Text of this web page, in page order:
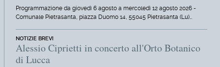
Programmazione da giovedì 6 agosto a mercoledì 12 agosto 2026 -
Comunale Pietrasanta, piazza Duomo 14, 55045 Pietrasanta (Lu)…
NOTIZIE BREVI
Alessio Ciprietti in concerto all'Orto Botanico
di Lucca